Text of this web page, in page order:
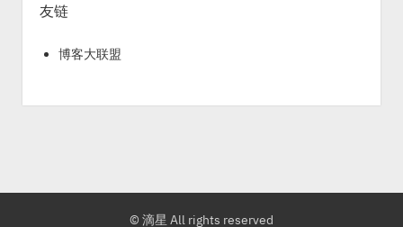
友链
博客大联盟
© 滴星 All rights reserved